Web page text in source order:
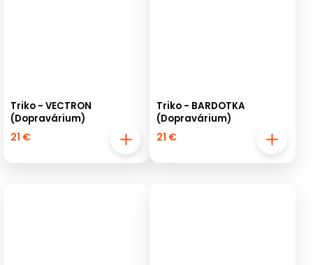
Triko - VECTRON
(Dopravárium)
21 €
Triko - BARDOTKA
(Dopravárium)
21 €